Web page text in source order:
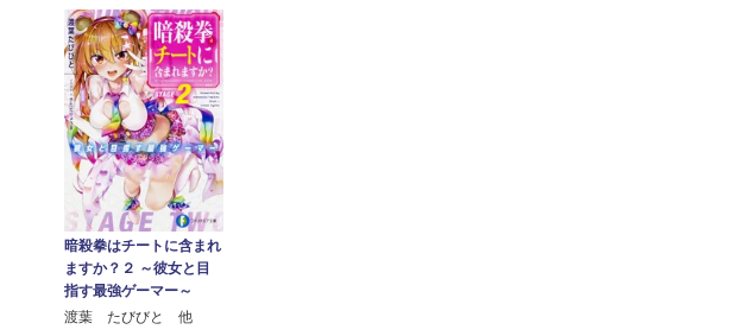
暗殺拳はチートに含まれ
ますか？２ ～彼女と目
指す最強ゲーマー～
渡葉 たびびと 他